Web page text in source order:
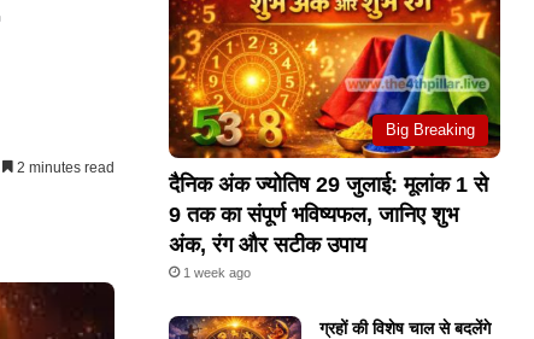
2 minutes read
Big Breaking
दैनिक अंक ज्योतिष 29 जुलाई: मूलांक 1 से
9 तक का संपूर्ण भविष्यफल, जानिए शुभ
अंक, रंग और सटीक उपाय
1 week ago
ग्रहों की विशेष चाल से बदलेंगे